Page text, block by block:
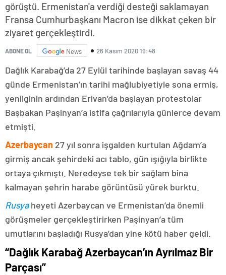
görüştü. Ermenistan'a verdiği desteği saklamayan
Fransa Cumhurbaşkanı Macron ise dikkat çeken bir
ziyaret gerçekleştirdi.
ABONE OL News 26 Kasım 2020 19:48
Dağlık Karabağ’da 27 Eylül tarihinde başlayan savaş 44
günde Ermenistan’ın tarihi mağlubiyetiyle sona ermiş,
yenilginin ardından Erivan’da başlayan protestolar
Başbakan Paşinyan’a istifa çağrılarıyla günlerce devam
etmişti.
Azerbaycan 27 yıl sonra işgalden kurtulan Ağdam’a
girmiş ancak şehirdeki acı tablo, gün ışığıyla birlikte
ortaya çıkmıştı. Neredeyse tek bir sağlam bina
kalmayan şehrin harabe görüntüsü yürek burktu.
Rusyaheyeti Azerbaycan ve Ermenistan’da önemli
görüşmeler gerçekleştirirken Paşinyan’a tüm
umutlarını başladığı Rusya’dan yine kötü haber geldi.
“Dağlık Karabağ Azerbaycan’ın Ayrılmaz Bir
Parçası”